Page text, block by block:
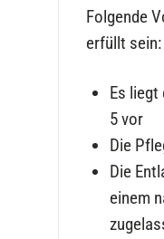
Folgende
erfüllt sein:
Es liegt
5 vor
Die
Die
einem